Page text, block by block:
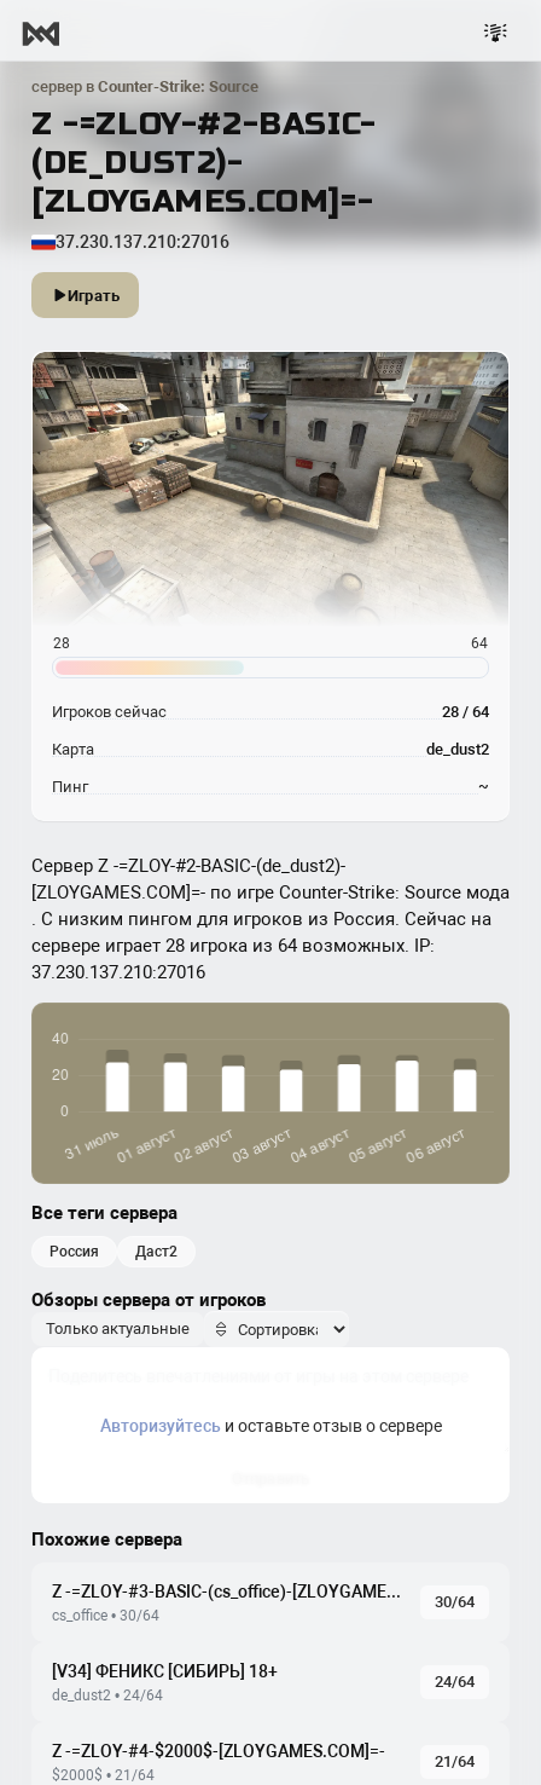
сервер в Counter-Strike: Source
Z -=ZLOY-#2-BASIC-
(DE_DUST2)-
[ZLOYGAMES.COM]=-
37.230.137.210:27016
Играть
Сервер Z -=ZLOY-#2-BASIC-(de_dust2)-
[ZLOYGAMES.COM]=- по игре Counter-Strike: Source мода
. С низким пингом для игроков из Россия. Сейчас на
сервере играет 28 игрока из 64 возможных. IP:
37.230.137.210:27016
Все теги сервера
россия даст2
Обзоры сервера от игроков
Только актуальные
Авторизуйтесьи оставьте отзыв о сервере
Похожие сервера
Z -=ZLOY-#3-BASIC-(cs_office)-[ZLOYGAMES.COM]=-
cs_office • 30/64
30/64
[V34] ФЕНИКС [СИБИРЬ] 18+
de_dust2 • 24/64
24/64
Z -=ZLOY-#4-$2000$-[ZLOYGAMES.COM]=-
$2000$ • 21/64
21/64
28 64
Игроков сейчас 28 / 64
Карта de_dust2
Пинг ~